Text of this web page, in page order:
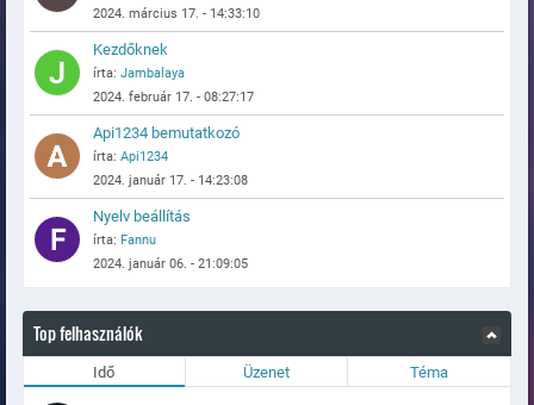
2024. március 17. - 14:33:10
Kezdőknek
írta: Jambalaya
2024. február 17. - 08:27:17
Api1234 bemutatkozó
írta: Api1234
2024. január 17. - 14:23:08
Nyelv beállítás
írta: Fannu
2024. január 06. - 21:09:05
Top felhasználók
Idő Üzenet Téma